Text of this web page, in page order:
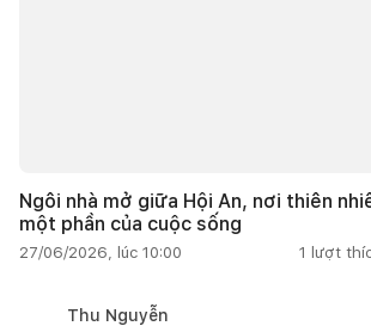
Ngôi nhà mở giữa Hội An, nơi thiên
một phần của cuộc sống
27/06/2026, lúc 10:00 1 lượt
Thu Nguyễn